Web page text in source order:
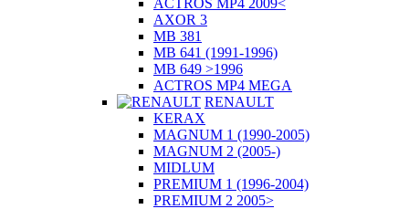
ACTROS MP4 2009<
AXOR 3
MB 381
MB 641 (1991-1996)
MB 649 >1996
ACTROS MP4 MEGA
RENAULT
KERAX
MAGNUM 1 (1990-2005)
MAGNUM 2 (2005-)
MIDLUM
PREMIUM 1 (1996-2004)
PREMIUM 2 2005>